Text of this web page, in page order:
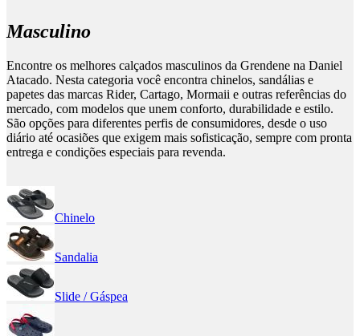
Masculino
Encontre os melhores calçados masculinos da Grendene na Daniel
Atacado. Nesta categoria você encontra chinelos, sandálias e
papetes das marcas Rider, Cartago, Mormaii e outras referências do
mercado, com modelos que unem conforto, durabilidade e estilo.
São opções para diferentes perfis de consumidores, desde o uso
diário até ocasiões que exigem mais sofisticação, sempre com pronta
entrega e condições especiais para revenda.
Chinelo
Sandalia
Slide / Gáspea